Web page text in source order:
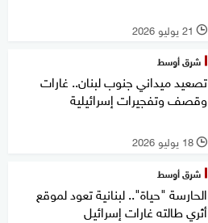
l 21 يوليو 2026
شرق أوسط
تصعيد ميداني جنوب لبنان.. غارات
وقصف وتفجيرات إسرائيلية
l 18 يوليو 2026
شرق أوسط
الحارسة "حياة".. لبنانية تعود لموقع
أثري طالته غارات إسرائيل